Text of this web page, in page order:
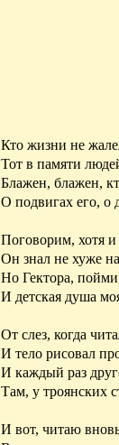
Кто жизни не
Тот в памяти
Блажен, блажен,
О подвигах его, о
Поговорим, хотя
Он знал не хуже
Но Гектора,
И детская душа
От слез, когда
И тело рисовал
И каждый раз
Там, у троянских
И вот, читаю